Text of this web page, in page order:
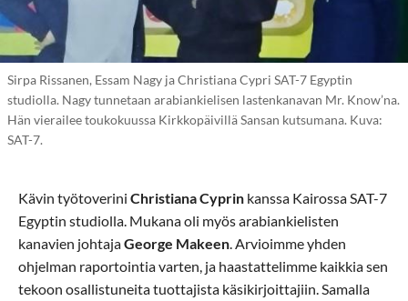
Sirpa Rissanen, Essam Nagy ja Christiana Cypri SAT-7 Egyptin
studiolla. Nagy tunnetaan arabiankielisen lastenkanavan Mr. Know’na.
Hän vierailee toukokuussa Kirkkopäivillä Sansan kutsumana. Kuva:
SAT-7.
Kävin työtoverini Christiana Cyprin kanssa Kairossa SAT-7
Egyptin studiolla. Mukana oli myös arabiankielisten
kanavien johtajaGeorge Makeen. Arvioimme yhden
ohjelman raportointia varten, ja haastattelimme kaikkia sen
tekoon osallistuneita tuottajista käsikirjoittajiin. Samalla